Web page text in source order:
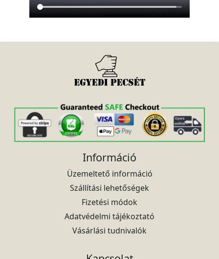
Információ
Üzemeltető információ
Szállítási lehetőségek
Fizetési módok
Adatvédelmi tájékoztató
Vásárlási tudnivalók